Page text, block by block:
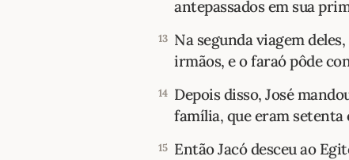
antepassados em sua
13 Na segunda viagem
irmãos, e o faraó pôde
14 Depois disso, José
família, que eram setenta
15 Então Jacó desceu ao